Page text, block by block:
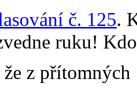
č. 125.
ruku!
z